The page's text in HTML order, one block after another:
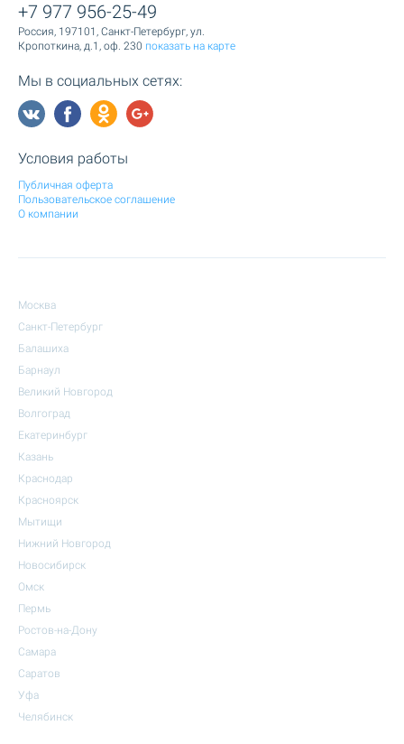
+7 977 956-25-49
Россия, 197101, Санкт-Петербург, ул.
Кропоткина, д.1, оф. 230 показать на карте
Мы в социальных сетях:
Условия работы
Публичная оферта
Пользовательское соглашение
О компании
Москва
Санкт-Петербург
Балашиха
Барнаул
Великий Новгород
Волгоград
Екатеринбург
Казань
Краснодар
Красноярск
Мытищи
Нижний Новгород
Новосибирск
Омск
Пермь
Ростов-на-Дону
Самара
Саратов
Уфа
Челябинск